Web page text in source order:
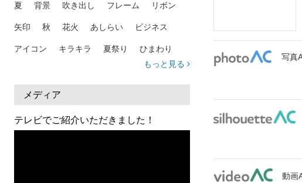
夏 背景 吹き出し フレーム リボン
矢印 秋 花火 あしらい ビジネス
アイコン キラキラ 夏祭り ひまわり
熱中症
人物 暑中見舞い
日本地図 海
もっと見る
メディア
テレビでご紹介いただきました！
写真
動画